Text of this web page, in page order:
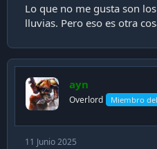
Lo que no me gusta son
lluvias. Pero eso es otra
ayn
Overlord Miembro
11 Junio 2025